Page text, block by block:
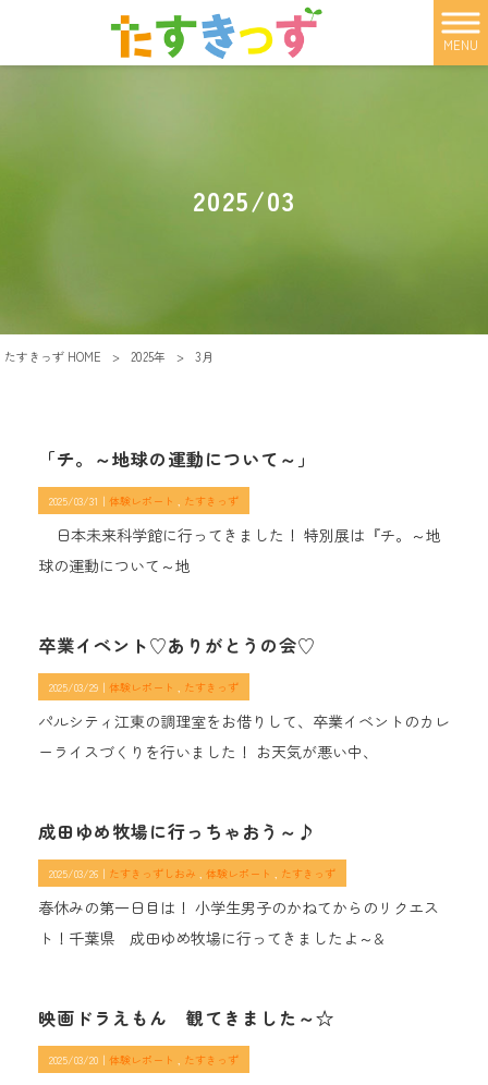
MENU
2025/03
たすきっず HOME > 2025年 > 3月
「チ。～地球の運動について～」
2025/03/31｜ 体験レポート たすきっず
日本未来科学館に行ってきました！ 特別展は『チ。～地
球の運動について～地
卒業イベント♡ありがとうの会♡
2025/03/29｜ 体験レポート たすきっず
パルシティ江東の調理室をお借りして、卒業イベントのカレ
ーライスづくりを行いました！ お天気が悪い中、
成田ゆめ牧場に行っちゃおう～♪
2025/03/26｜ たすきっずしおみ 体験レポート たすきっず
春休みの第一日目は！ 小学生男子のかねてからのリクエス
ト！千葉県 成田ゆめ牧場に行ってきましたよ～&
映画ドラえもん 観てきました～☆
2025/03/20｜ 体験レポート たすきっず